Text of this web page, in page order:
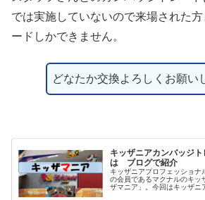
では実施していないので来場された
ードしかできません。
どなたか交換よろしくお願い
キッザニアカンバッジ
は ブログで紹介
キッザニアプロフェッショナ
の会員であるマクナルのキッ
ザマニア」。今回はキッザニ